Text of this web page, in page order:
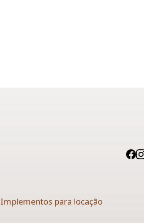
Implementos para locação